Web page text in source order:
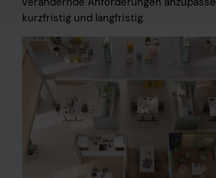
kurzfristig und langfristig.